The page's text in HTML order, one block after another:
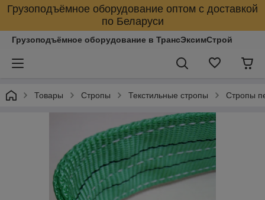
Грузоподъёмное оборудование оптом с доставкой
по Беларуси
Грузоподъёмное оборудование в ТрансЭксимСтрой
Товары Стропы Текстильные стропы Стропы